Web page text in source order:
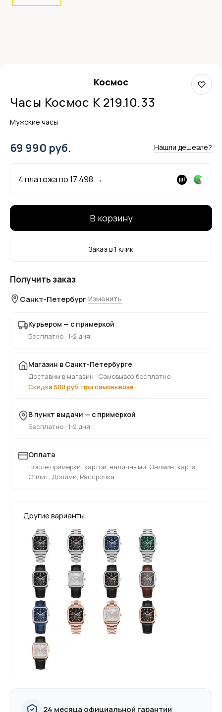
Космос
Часы Космос K 219.10.33
Мужские часы
69 990 руб. Нашли дешевле?
4 платежа по17 498 →
В корзину
Заказ в 1 клик
Получить заказ
Санкт-Петербург Изменить
Курьером — с примеркой
Бесплатно · 1-2 дня
Магазин в Санкт-Петербурге
Доставим в магазин · Самовывоз бесплатно
Скидка 500 руб. при самовывозе
В пункт выдачи — с примеркой
Бесплатно · 1-2 дня
Оплата
После примерки: картой, наличными. Онлайн: карта,
Сплит, Долями, Рассрочка
Другие варианты:
24 месяца официальной гарантии